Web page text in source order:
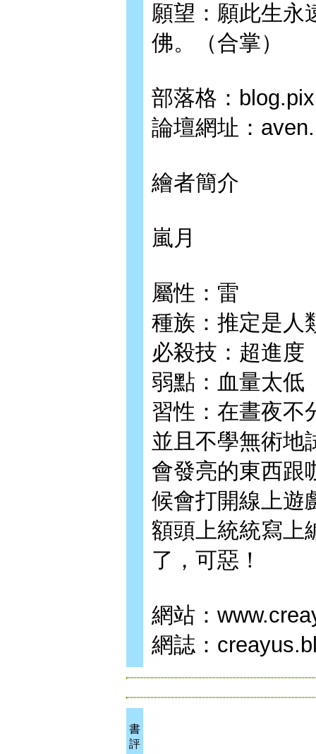
願望：願此生永
佛。（合掌）
部落格：
論壇網址：
繪者簡介
嵐月
屬性：雷
種族：推定是人
必殺技：超進度
弱點：血量太低
習性：在晝夜不
並且不學無術地
會發亮的東西跟
候會打開線上遊
額頭上統統寫
了，可惡！
網站：
網誌：
書
評